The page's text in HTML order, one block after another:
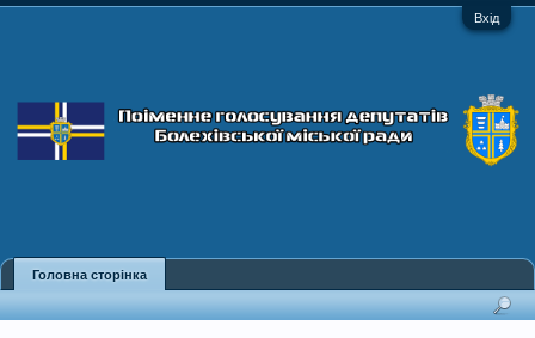
Вхід
Головна сторінка